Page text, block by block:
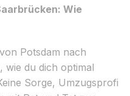
Wie
Potsdam nach
wie du dich optimal
Sorge, Umzugsprofi